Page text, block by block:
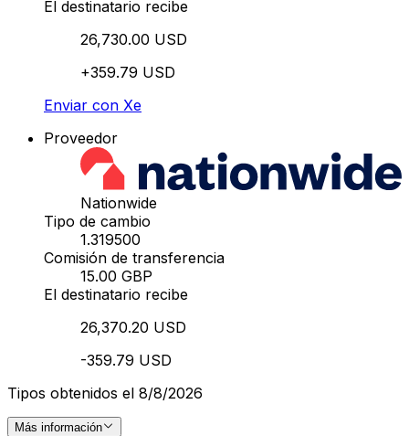
El destinatario recibe
26,730.00 USD
+359.79 USD
Enviar con Xe
Proveedor
Nationwide
Tipo de cambio
1.319500
Comisión de transferencia
15.00 GBP
El destinatario recibe
26,370.20 USD
-359.79 USD
Tipos obtenidos el 8/8/2026
Más información